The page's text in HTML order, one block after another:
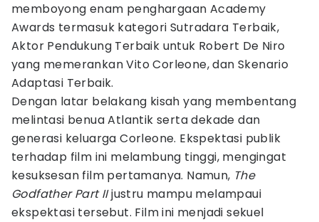
memboyong enam penghargaan Academy
Awards termasuk kategori Sutradara Terbaik,
Aktor Pendukung Terbaik untuk Robert De Niro
yang memerankan Vito Corleone, dan Skenario
Adaptasi Terbaik.
Dengan latar belakang kisah yang membentang
melintasi benua Atlantik serta dekade dan
generasi keluarga Corleone. Ekspektasi publik
terhadap film ini melambung tinggi, mengingat
kesuksesan film pertamanya. Namun, The
Godfather Part IIjustru mampu melampaui
ekspektasi tersebut. Film ini menjadi sekuel